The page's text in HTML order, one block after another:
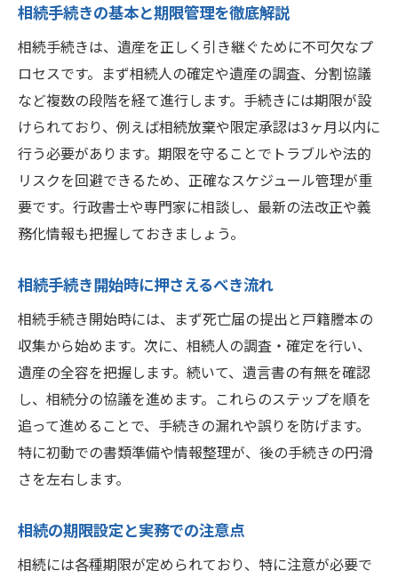
相続手続きをしないとどうなるのか徹底分
析
相続放置がもたらす法的リスクの全体像
相続を放置した場合の対策と解決策
相続登記未了によるトラブル事例と注意点
相続放置による時効や権利喪失の可能性
相続問題を未然に防ぐための具体的対策
期限切れややり直しに備える相続の注意点
相続やり直しが必要なケースと注意点
時効に注意した相続手続きの進め方
相続やり直し期限の実務ポイント解説
相続やり直し手続きで失敗しないコツ
相続期限切れ時の具体的な対応策
自分でできる相続登記の最新ポイント解説
相続登記を自分で行う流れと注意点
自分で相続登記を進めるための基本知識
相続登記で必要な書類と準備手順の解説
相続手続きの基本と期限管理を徹底解説
相続手続きは、遺産を正しく引き継ぐために不可欠なプ
ロセスです。まず相続人の確定や遺産の調査、分割協議
など複数の段階を経て進行します。手続きには期限が設
けられており、例えば相続放棄や限定承認は3ヶ月以内に
行う必要があります。期限を守ることでトラブルや法的
リスクを回避できるため、正確なスケジュール管理が重
要です。行政書士や専門家に相談し、最新の法改正や義
務化情報も把握しておきましょう。
相続手続き開始時に押さえるべき流れ
相続手続き開始時には、まず死亡届の提出と戸籍謄本の
収集から始めます。次に、相続人の調査・確定を行い、
遺産の全容を把握します。続いて、遺言書の有無を確認
し、相続分の協議を進めます。これらのステップを順を
追って進めることで、手続きの漏れや誤りを防げます。
特に初動での書類準備や情報整理が、後の手続きの円滑
さを左右します。
相続の期限設定と実務での注意点
相続には各種期限が定められており、特に注意が必要で